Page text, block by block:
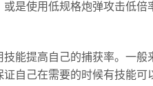
是使用低规格炮弹攻击低倍
能提高自己的捕获率。一般
自己在需要的时候有技能